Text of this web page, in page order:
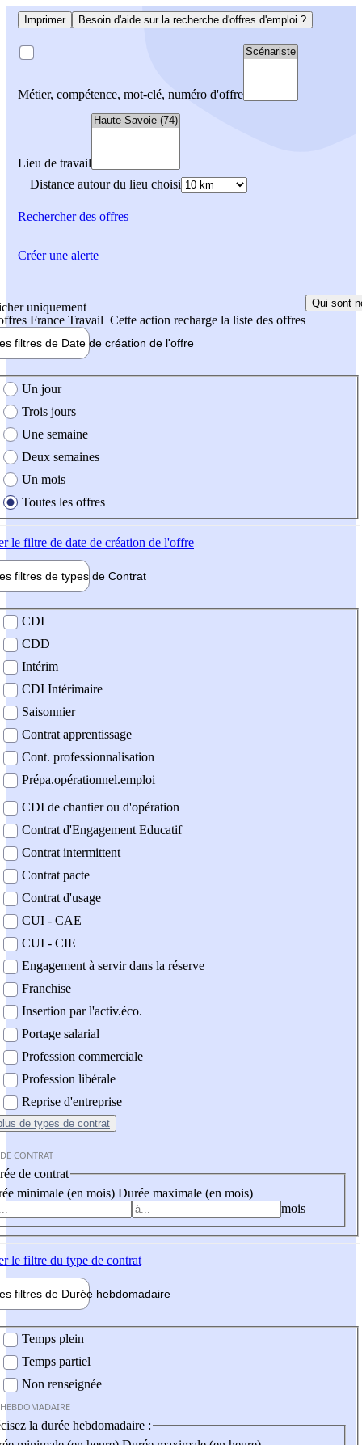
Imprimer Besoin d'aide sur la recherche d'offres d'emploi ?
Métier, compétence, mot-clé, numéro d'offre
Lieu de travail
Distance autour du lieu choisi
Rechercherdes offres
uniquement
France Travail Cette action recharge la liste des offres
Qui sont
filtres de Date de création de l'offre
création de l'offre
Un jour
Trois jours
Une semaine
Deux semaines
Un mois
Toutes les offres
le filtre de date de création de l'offre
filtres de types de Contrat
contrat
CDI
CDD
Intérim
CDI Intérimaire
Saisonnier
Contrat apprentissage
Cont. professionnalisation
Prépa.opérationnel.emploi
CDI de chantier ou d'opération
Contrat d'Engagement Educatif
Contrat intermittent
Contrat pacte
Contrat d'usage
CUI - CAE
CUI - CIE
Engagement à servir dans la réserve
Franchise
Insertion par l'activ.éco.
Portage salarial
Profession commerciale
Profession libérale
Reprise d'entreprise
de types de contrat
CONTRAT
de contrat
minimale (en mois) Durée maximale (en mois)
mois
le filtre du type de contrat
filtres de Durée hebdomadaire
Temps plein
Temps partiel
Non renseignée
la durée hebdomadaire :
Créer une alerte